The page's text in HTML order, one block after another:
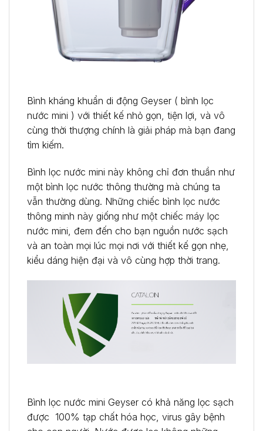
Bình kháng khuẩn di động Geyser ( bình lọc
nước mini ) với thiết kế nhỏ gọn, tiện lợi, và vô
cùng thời thượng chính là giải pháp mà bạn đang
tìm kiếm.
Bình lọc nước mini này không chỉ đơn thuần như
một bình lọc nước thông thường mà chúng ta
vẫn thường dùng. Những chiếc bình lọc nước
thông minh này giống như một chiếc máy lọc
nước mini, đem đến cho bạn nguồn nước sạch
và an toàn mọi lúc mọi nơi với thiết kế gọn nhẹ,
kiểu dáng hiện đại và vô cùng hợp thời trang.
Bình lọc nước mini Geyser có khả năng lọc sạch
được 100% tạp chất hóa học, virus gây bệnh